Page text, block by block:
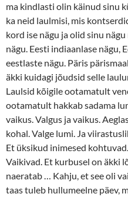
ma kindlasti olin käinud sinu
ka neid laulmisi, mis
kord ise nägu ja olid sinu
nägu. Eesti indiaanlase nägu,
eestlaste nägu. Päris
äkki kuidagi jõudsid selle
Laulsid kõigile ootamatult
ootamatult hakkab sadama
vaikus. Valgus ja vaikus.
kohal. Valge lumi. Ja
Et üksikud inimesed
Vaikivad. Et kurbusel on äkki
naeratab … Kahju, et see oli
taas tuleb hullumeelne päev,